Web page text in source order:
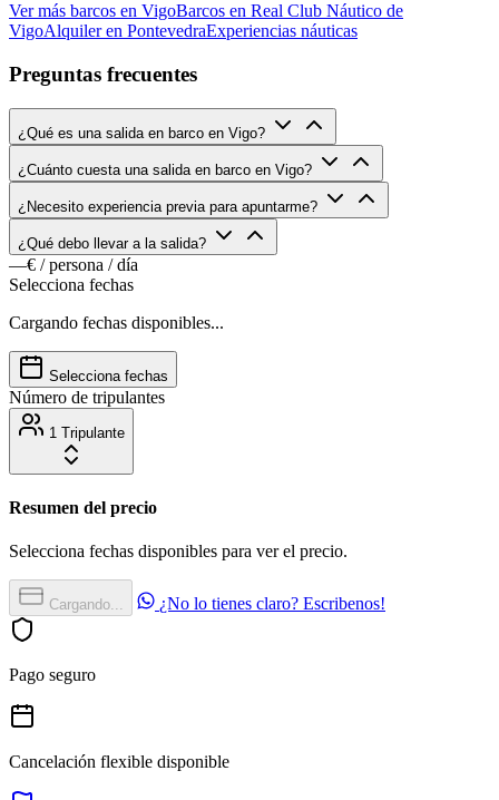
Ver más barcos en VigoBarcos en Real Club Náutico de
VigoAlquiler en PontevedraExperiencias náuticas
Preguntas frecuentes
¿Qué es una salida en barco en Vigo?
¿Cuánto cuesta una salida en barco en Vigo?
¿Necesito experiencia previa para apuntarme?
¿Qué debo llevar a la salida?
—€ / persona / día
Selecciona fechas
Cargando fechas disponibles...
Selecciona fechas
Número de tripulantes
1 Tripulante
Resumen del precio
Selecciona fechas disponibles para ver el precio.
Cargando... ¿No lo tienes claro? Escribenos!
Pago seguro
Cancelación flexible disponible